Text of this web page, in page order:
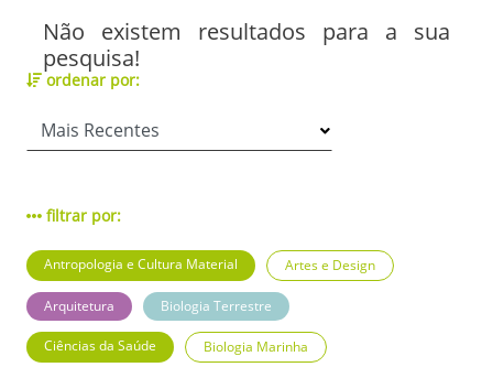
Não existem resultados para a sua
pesquisa!
ordenar por:
filtrar por:
Antropologia e Cultura Material Artes e Design
Arquitetura Biologia Terrestre
Ciências da Saúde Biologia Marinha